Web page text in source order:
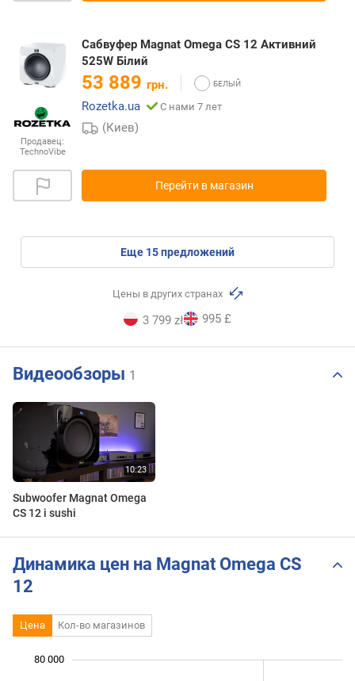
Продавец:
TechnoVibe
Сабвуфер Magnat Omega CS 12 Активний
525W Білий
53 889 грн.
Rozetka.ua
С нами 7 лет
(Киев)
Перейти в магазин
eще 15предложений
Цены в других странах
3 799 zł 995 £
Видеообзоры 1
Subwoofer Magnat Omega
CS 12 i sushi
Динамика цен на Magnat Omega CS
12
Цена Кол-во магазинов
80 000